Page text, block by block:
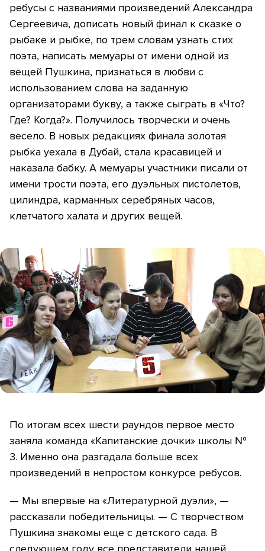
ребусы с названиями произведений Александра
Сергеевича, дописать новый финал к сказке о
рыбаке и рыбке, по трем словам узнать стих
поэта, написать мемуары от имени одной из
вещей Пушкина, признаться в любви с
использованием слова на заданную
организаторами букву, а также сыграть в «Что?
Где? Когда?». Получилось творчески и очень
весело. В новых редакциях финала золотая
рыбка уехала в Дубай, стала красавицей и
наказала бабку. А мемуары участники писали от
имени трости поэта, его дуэльных пистолетов,
цилиндра, карманных серебряных часов,
клетчатого халата и других вещей.
По итогам всех шести раундов первое место
заняла команда «Капитанские дочки» школы №
3. Именно она разгадала больше всех
произведений в непростом конкурсе ребусов.
— Мы впервые на «Литературной дуэли», —
рассказали победительницы. — С творчеством
Пушкина знакомы еще с детского сада. В